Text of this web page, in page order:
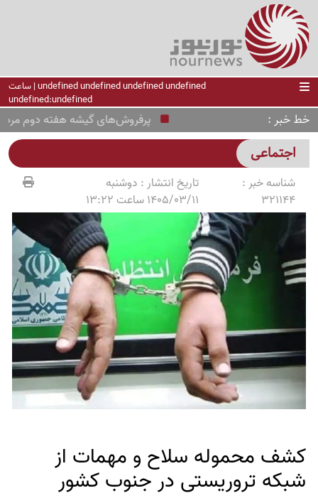
undefined undefined undefined undefined | ساعت
undefined:undefined
خط خبر پرفروش‌های گیشه هفته دوم مرداد
اجتماعی
شناسه خبر :
321144
تاریخ انتشار : دوشنبه
1405/03/11 ساعت 13:22
کشف محموله سلاح و مهمات از
شبکه تروریستی در جنوب کشور